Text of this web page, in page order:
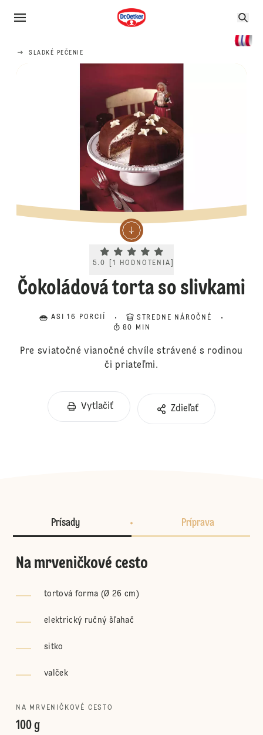
SLADKÉ PEČENIE
Current rating 5.0. Click to rate.
5.0 1 HODNOTENIA
Čokoládová torta so slivkami
ASI 16 PORCIÍ
STREDNE NÁROČNÉ
80 MIN
Pre sviatočné vianočné chvíle strávené s rodinou
či priateľmi.
Vytlačiť Zdieľať
Prísady Príprava
Na mrveničkové cesto
tortová forma (Ø 26 cm)
elektrický ručný šľahač
sitko
valček
NA MRVENIČKOVÉ CESTO
100 g